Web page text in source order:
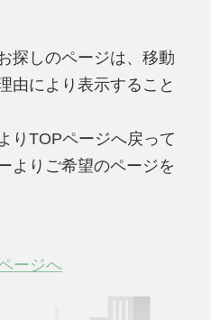
探しのページは、移動
由により表示すること
りTOPページへ戻って
よりご希望のページを
ージへ